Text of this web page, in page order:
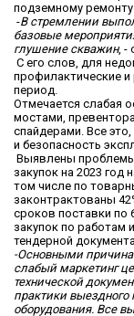
подземному
-В стремлении
базовые
глушение скважин, -
С его слов, для
профилактические
период.
Отмечается слабая
мостами,
спайдерами. Все
и безопасность
Выявлены проблемы
закупок на 2023 год
том числе по
законтрактованы
сроков поставки по
закупок по работам
тендерной
-Основными
слабый маркетинг
технической
практики выездного
оборудования. ​Все